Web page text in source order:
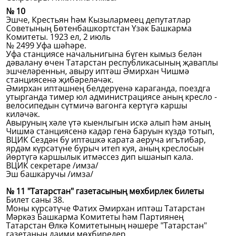
№ 10
Эшче, Крестьян һәм Кызылармеец депутатлар
Советының Бөтенбашкортстан Үзәк Башкарма
Комитеты. 1923 ел, 2 июль
№ 2499 Уфа шәһәре.
Уфа станциясе начальнигына бүген кымыз белән
дәвалану өчен Татарстан республикасының җаваплы
эшчеләренньн, авыру иптәш Әмирхан Чишмә
станциясенә җибәреләчәк.
Әмирхан иптәшнең белдерүенә караганда, поездга
утырганда тимер юл администрациясе аның кресло -
велосипедын сүтмичә вагонга кертүгә каршы
киләчәк.
Авыруның хәле үтә кыенлыгын искә алып һәм аның
Чишмә станциясенә кадәр генә баруын күздә тотып,
ВЦИК Сездән бу иптәшкә карата аеруча игътибар,
ярдәм күрсәтүне бурыч итеп куя, аның креслосын
йөртүгә каршылык итмәссез дип ышанып кала.
ВЦИК секретаре /имза/
Эш башкаручы /имза/
№ 11 "Татарстан" газетасының мөхбирлек билеты
Билет саны 38.
Моны күрсәтүче Фатих Әмирхан иптәш Татарстан
Мәркәз Башкарма Комитеты һәм Партиянең
Татарстан Өлкә Комитетының нәшере "Татарстан"